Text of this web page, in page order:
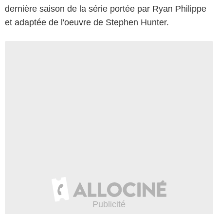
dernière saison de la série portée par Ryan Philippe
et adaptée de l'oeuvre de Stephen Hunter.